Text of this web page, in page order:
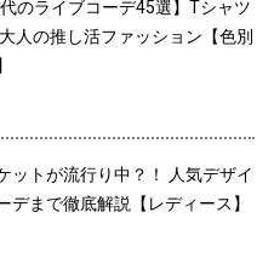
代のライブコーデ45選】Tシャツ
人の推し活ファッション【色別
ットが流行り中？！ 人気デザイ
デまで徹底解説【レディース】